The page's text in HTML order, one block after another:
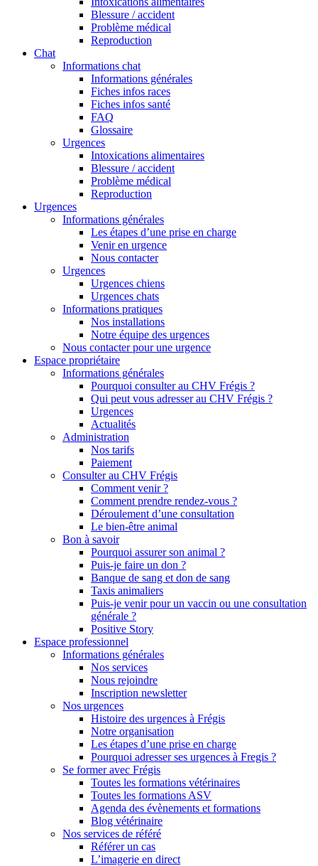
Blessure / accident
Problème médical
Reproduction
Chat
Informations chat
Informations générales
Fiches infos races
Fiches infos santé
FAQ
Glossaire
Urgences
Intoxications alimentaires
Blessure / accident
Problème médical
Reproduction
Urgences
Informations générales
Les étapes d’une prise en charge
Venir en urgence
Nous contacter
Urgences
Urgences chiens
Urgences chats
Informations pratiques
Nos installations
Notre équipe des urgences
Nous contacter pour une urgence
Espace propriétaire
Informations générales
Pourquoi consulter au CHV Frégis ?
Qui peut vous adresser au CHV Frégis ?
Urgences
Actualités
Administration
Nos tarifs
Paiement
Consulter au CHV Frégis
Comment venir ?
Comment prendre rendez-vous ?
Déroulement d’une consultation
Le bien-être animal
Bon à savoir
Pourquoi assurer son animal ?
Puis-je faire un don ?
Banque de sang et don de sang
Taxis animaliers
Puis-je venir pour un vaccin ou une consultation
générale ?
Positive Story
Espace professionnel
Informations générales
Nos services
Nous rejoindre
Inscription newsletter
Nos urgences
Histoire des urgences à Frégis
Notre organisation
Les étapes d’une prise en charge
Pourquoi adresser ses urgences à Fregis ?
Se former avec Frégis
Toutes les formations vétérinaires
Toutes les formations ASV
Agenda des évènements et formations
Blog vétérinaire
Nos services de référé
Référer un cas
L’imagerie en direct